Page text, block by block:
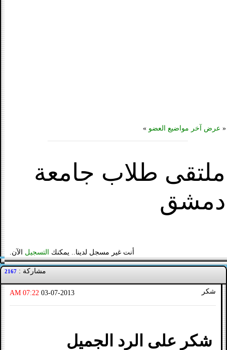
« عرض آخر مواضيع العضو »
ملتقى طلاب جامعة
دمشق
أنت غير مسجل لدينا.. يمكنك التسجيل الآن.
مشاركة : 2167
شكر 03-07-2013
07:22 AM
شكر على الرد الجميل